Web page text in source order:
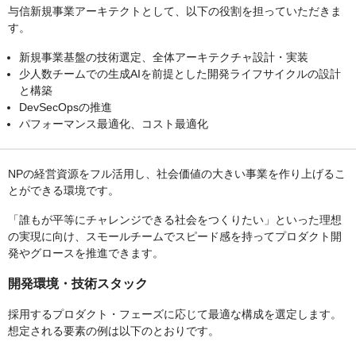
与信新規事業アーキテクトとして、以下の役割を担っていただきま
す。
新規事業基盤の技術選定、全体アーキテクチャ設計・実装
少人数チームでの生成AIを前提とした開発ライフサイクルの設計
と構築
DevSecOpsの推進
パフォーマンス最適化、コスト最適化
NPの経営資源をフル活用し、社会価値の大きい事業を作り上げるこ
とができる環境です。
「誰もが平等にチャレンジできる社会をつくりたい」といった理想
の実現に向け、スモールチームでスピード感を持ってプロダクト開
発やグロースを推進できます。
開発環境・技術スタック
採用するプロダクト・フェーズに応じて最適な構成を選定します。
想定される要素の例は以下のとおりです。